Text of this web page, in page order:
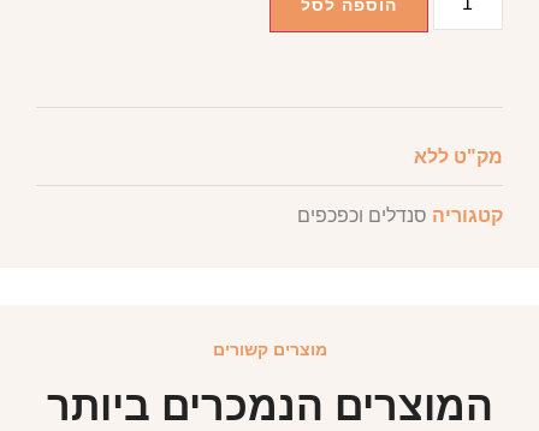
הוספה לסל
מק"ט ללא
קטגוריה סנדלים וכפכפים
מוצרים קשורים
המוצרים הנמכרים ביותר